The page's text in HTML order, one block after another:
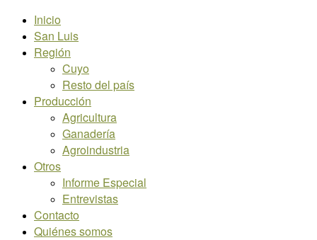
Inicio
San Luis
Región
Cuyo
Resto del país
Producción
Agricultura
Ganadería
Agroindustria
Otros
Informe Especial
Entrevistas
Contacto
Quiénes somos